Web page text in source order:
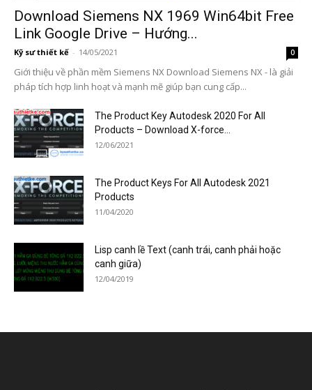
Download Siemens NX 1969 Win64bit Free
Link Google Drive – Hướng...
Kỹ sư thiết kế - 14/05/2021 0
Giới thiệu về phần mềm Siemens NX Download Siemens NX - là giải
pháp tích hợp linh hoạt và mạnh mẽ giúp bạn cung cấp...
The Product Key Autodesk 2020 For All
Products – Download X-force...
12/06/2021
The Product Keys For All Autodesk 2021
Products
11/04/2020
Lisp canh lề Text (canh trái, canh phải hoặc
canh giữa)
12/04/2019